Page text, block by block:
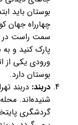
بوستان باید
چهارراه جهان
سمت راست در
پارک کنید و
ورودی یکی از
بوستان دارد.
دربند: دربند
شنیده‌اند.
گردشگری